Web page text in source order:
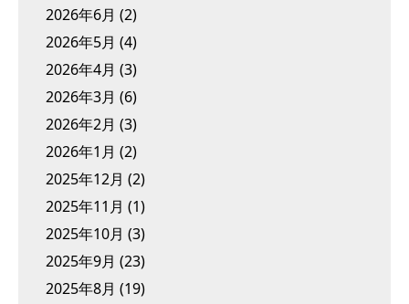
2026年6月 (2)
2026年5月 (4)
2026年4月 (3)
2026年3月 (6)
2026年2月 (3)
2026年1月 (2)
2025年12月 (2)
2025年11月 (1)
2025年10月 (3)
2025年9月 (23)
2025年8月 (19)